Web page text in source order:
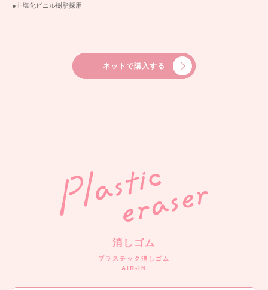
●非塩化ビニル樹脂採用
ネットで購入する
消しゴム
プラスチック消しゴム
AIR-IN